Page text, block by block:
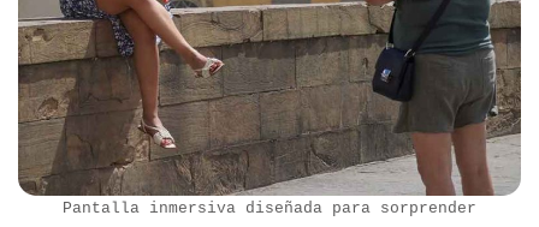
Pantalla inmersiva diseñada para sorprender